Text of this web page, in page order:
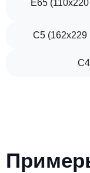
Е65
С5 (162х229